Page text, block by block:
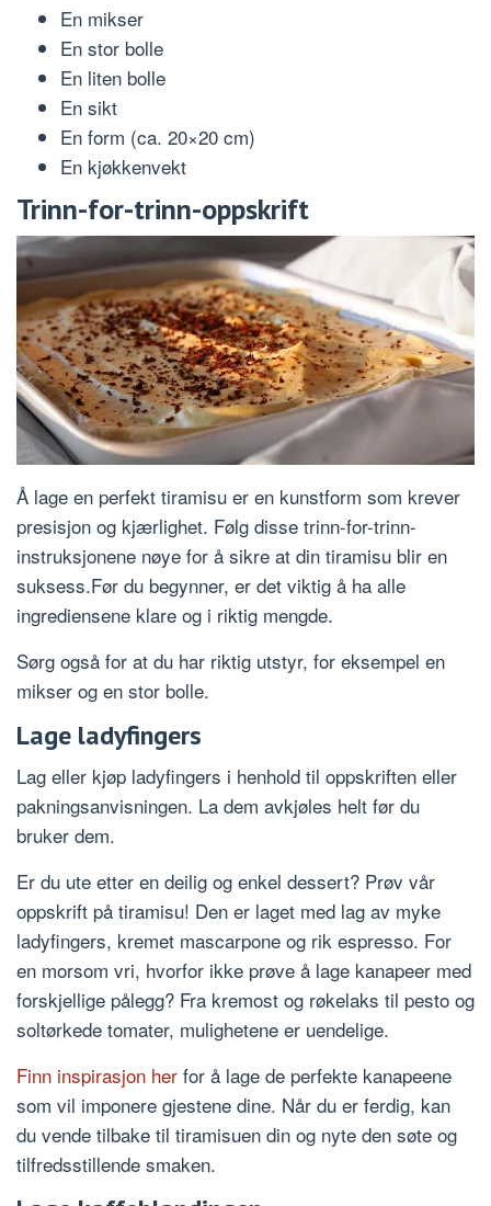
En mikser
En stor bolle
En liten bolle
En sikt
En form (ca. 20×20 cm)
En kjøkkenvekt
Trinn-for-trinn-oppskrift
Å lage en perfekt tiramisu er en kunstform som krever
presisjon og kjærlighet. Følg disse trinn-for-trinn-
instruksjonene nøye for å sikre at din tiramisu blir en
suksess.Før du begynner, er det viktig å ha alle
ingrediensene klare og i riktig mengde.
Sørg også for at du har riktig utstyr, for eksempel en
mikser og en stor bolle.
Lage ladyfingers
Lag eller kjøp ladyfingers i henhold til oppskriften eller
pakningsanvisningen. La dem avkjøles helt før du
bruker dem.
Er du ute etter en deilig og enkel dessert? Prøv vår
oppskrift på tiramisu! Den er laget med lag av myke
ladyfingers, kremet mascarpone og rik espresso. For
en morsom vri, hvorfor ikke prøve å lage kanapeer med
forskjellige pålegg? Fra kremost og røkelaks til pesto og
soltørkede tomater, mulighetene er uendelige.
Finn inspirasjon her for å lage de perfekte kanapeene
som vil imponere gjestene dine. Når du er ferdig, kan
du vende tilbake til tiramisuen din og nyte den søte og
tilfredsstillende smaken.